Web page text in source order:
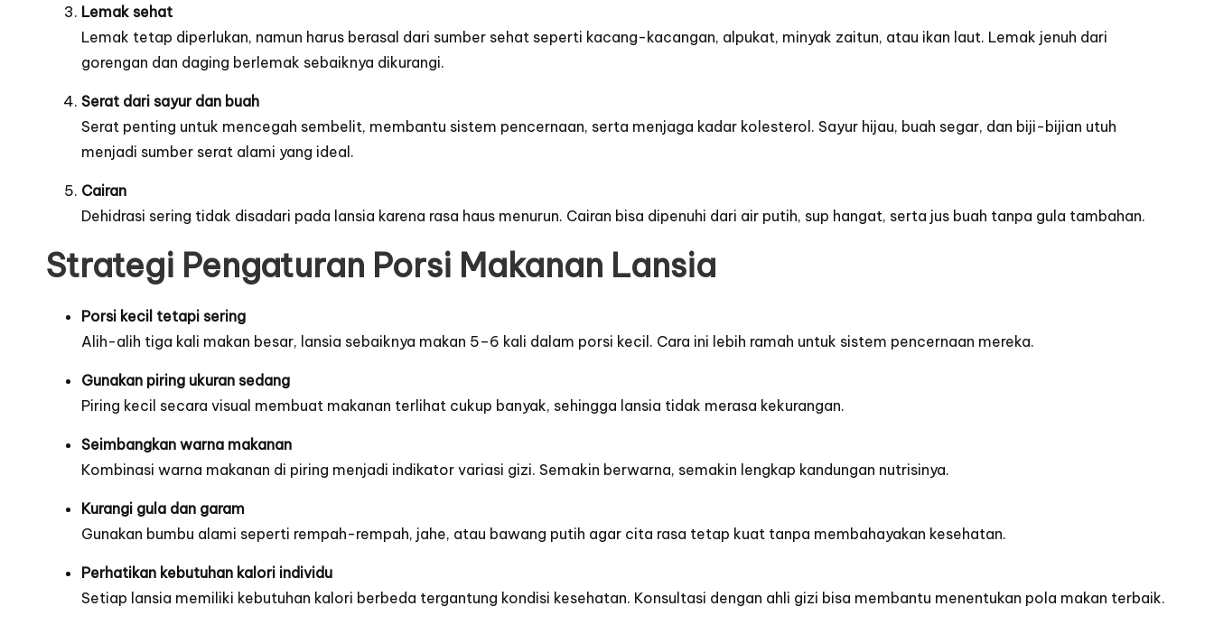
Lemak sehat
Lemak tetap diperlukan, namun harus berasal dari sumber sehat seperti kacang-kacangan, alpukat, minyak zaitun, atau ikan laut. Lemak jenuh dari
gorengan dan daging berlemak sebaiknya dikurangi.
Serat dari sayur dan buah
Serat penting untuk mencegah sembelit, membantu sistem pencernaan, serta menjaga kadar kolesterol. Sayur hijau, buah segar, dan biji-bijian utuh
menjadi sumber serat alami yang ideal.
Cairan
Dehidrasi sering tidak disadari pada lansia karena rasa haus menurun. Cairan bisa dipenuhi dari air putih, sup hangat, serta jus buah tanpa gula tambahan.
Strategi Pengaturan Porsi Makanan Lansia
Porsi kecil tetapi sering
Alih-alih tiga kali makan besar, lansia sebaiknya makan 5–6 kali dalam porsi kecil. Cara ini lebih ramah untuk sistem pencernaan mereka.
Gunakan piring ukuran sedang
Piring kecil secara visual membuat makanan terlihat cukup banyak, sehingga lansia tidak merasa kekurangan.
Seimbangkan warna makanan
Kombinasi warna makanan di piring menjadi indikator variasi gizi. Semakin berwarna, semakin lengkap kandungan nutrisinya.
Kurangi gula dan garam
Gunakan bumbu alami seperti rempah-rempah, jahe, atau bawang putih agar cita rasa tetap kuat tanpa membahayakan kesehatan.
Perhatikan kebutuhan kalori individu
Setiap lansia memiliki kebutuhan kalori berbeda tergantung kondisi kesehatan. Konsultasi dengan ahli gizi bisa membantu menentukan pola makan terbaik.